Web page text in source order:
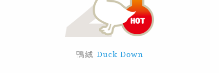
鴨絨 Duck Down